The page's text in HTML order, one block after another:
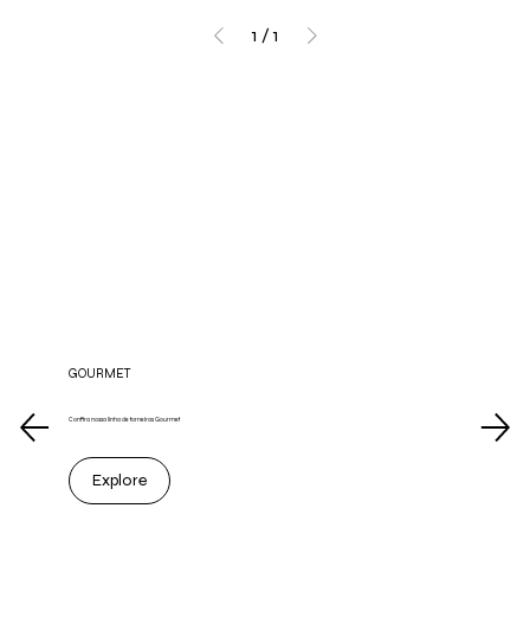
1 /1
GOURMET
Confira nossa linha de torneiras Gourmet
Explore